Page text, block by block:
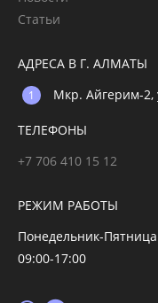
Статьи
АДРЕСА В Г. АЛМАТЫ
Мкр. Айгерим-
ТЕЛЕФОНЫ
+7 706 410 15 12
РЕЖИМ РАБОТЫ
Понедельник-Пятница
09:00-17:00